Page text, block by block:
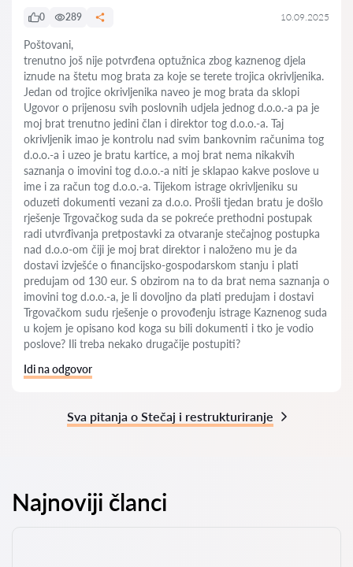
0 289 10.09.2025
Poštovani,
trenutno još nije potvrđena optužnica zbog kaznenog djela
iznude na štetu mog brata za koje se terete trojica okrivljenika.
Jedan od trojice okrivljenika naveo je mog brata da sklopi
Ugovor o prijenosu svih poslovnih udjela jednog d.o.o.-a pa je
moj brat trenutno jedini član i direktor tog d.o.o.-a. Taj
okrivljenik imao je kontrolu nad svim bankovnim računima tog
d.o.o.-a i uzeo je bratu kartice, a moj brat nema nikakvih
saznanja o imovini tog d.o.o.-a niti je sklapao kakve poslove u
ime i za račun tog d.o.o.-a. Tijekom istrage okrivljeniku su
oduzeti dokumenti vezani za d.o.o. Prošli tjedan bratu je došlo
rješenje Trgovačkog suda da se pokreće prethodni postupak
radi utvrđivanja pretpostavki za otvaranje stečajnog postupka
nad d.o.o-om čiji je moj brat direktor i naloženo mu je da
dostavi izvješće o financijsko-gospodarskom stanju i plati
predujam od 130 eur. S obzirom na to da brat nema saznanja o
imovini tog d.o.o.-a, je li dovoljno da plati predujam i dostavi
Trgovačkom sudu rješenje o provođenju istrage Kaznenog suda
u kojem je opisano kod koga su bili dokumenti i tko je vodio
poslove? Ili treba nekako drugačije postupiti?
Idi na odgovor
Sva pitanja o Stečaj i restrukturiranje
Najnoviji članci